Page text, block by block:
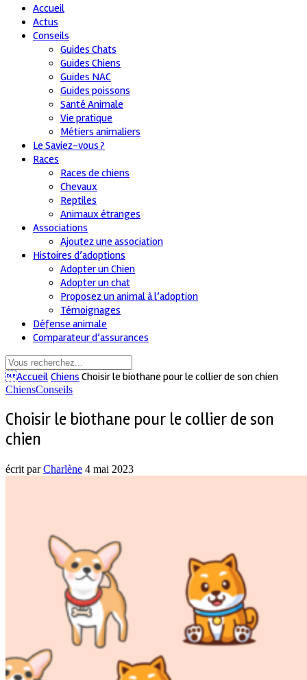
Accueil
Actus
Conseils
Guides Chats
Guides Chiens
Guides NAC
Guides poissons
Santé Animale
Vie pratique
Métiers animaliers
Le Saviez-vous ?
Races
Races de chiens
Chevaux
Reptiles
Animaux étranges
Associations
Ajoutez une association
Histoires d’adoptions
Adopter un Chien
Adopter un chat
Proposez un animal à l’adoption
Témoignages
Défense animale
Comparateur d’assurances
Accueil Chiens Choisir le biothane pour le collier de son chien
ChiensConseils
Choisir le biothane pour le collier de son
chien
écrit parCharlène 4 mai 2023